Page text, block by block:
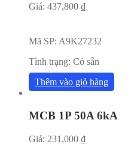
Giá: 437,800 ₫
Mã SP: A9K27232
Tình trạng: Có sẵn
Thêm vào giỏ hàng
MCB 1P 50A 6kA
Giá: 231,000 ₫